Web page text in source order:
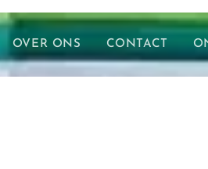
OVER ONS CONTACT